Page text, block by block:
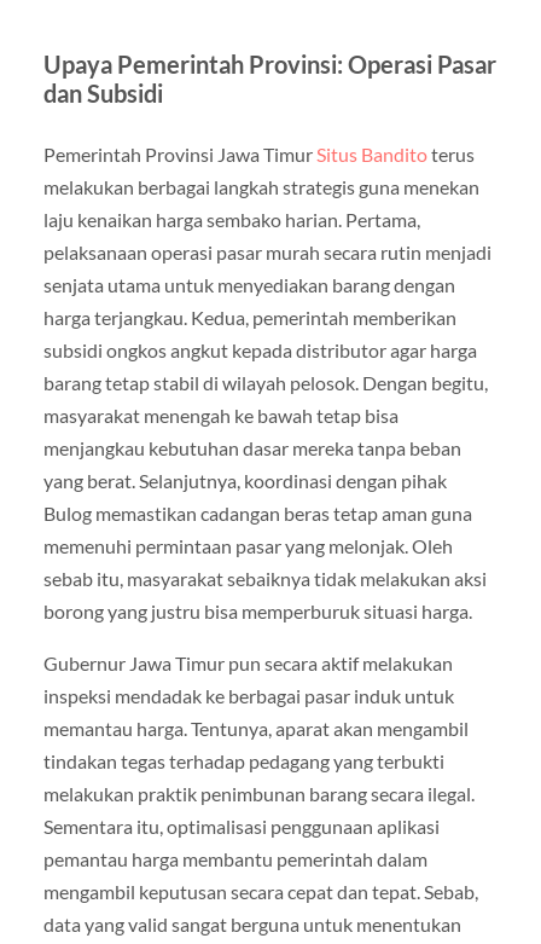
Upaya Pemerintah Provinsi: Operasi Pasar
dan Subsidi
Pemerintah Provinsi Jawa TimurSitus Banditoterus
melakukan berbagai langkah strategis guna menekan
laju kenaikan harga sembako harian. Pertama,
pelaksanaan operasi pasar murah secara rutin menjadi
senjata utama untuk menyediakan barang dengan
harga terjangkau. Kedua, pemerintah memberikan
subsidi ongkos angkut kepada distributor agar harga
barang tetap stabil di wilayah pelosok. Dengan begitu,
masyarakat menengah ke bawah tetap bisa
menjangkau kebutuhan dasar mereka tanpa beban
yang berat. Selanjutnya, koordinasi dengan pihak
Bulog memastikan cadangan beras tetap aman guna
memenuhi permintaan pasar yang melonjak. Oleh
sebab itu, masyarakat sebaiknya tidak melakukan aksi
borong yang justru bisa memperburuk situasi harga.
Gubernur Jawa Timur pun secara aktif melakukan
inspeksi mendadak ke berbagai pasar induk untuk
memantau harga. Tentunya, aparat akan mengambil
tindakan tegas terhadap pedagang yang terbukti
melakukan praktik penimbunan barang secara ilegal.
Sementara itu, optimalisasi penggunaan aplikasi
pemantau harga membantu pemerintah dalam
mengambil keputusan secara cepat dan tepat. Sebab,
data yang valid sangat berguna untuk menentukan